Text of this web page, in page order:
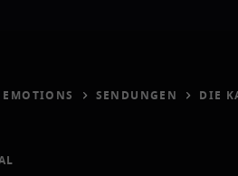
EMOTIONS SENDUNGEN DIE